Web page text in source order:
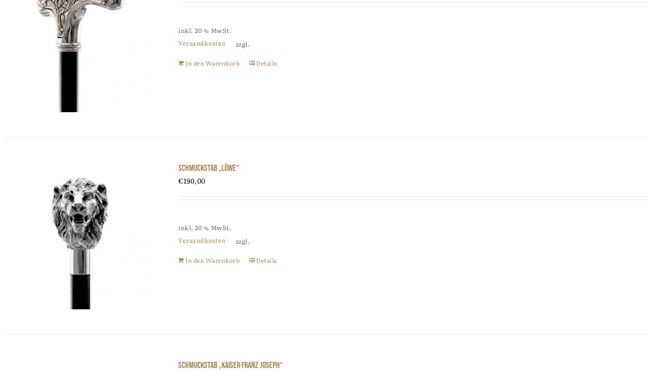
inkl. 20 % MwSt.
zzgl.
Versandkosten
In den Warenkorb Details
Schmuckstab „Löwe“
€190,00
inkl. 20 % MwSt.
zzgl.
Versandkosten
In den Warenkorb Details
Schmuckstab „Kaiser Franz Joseph“